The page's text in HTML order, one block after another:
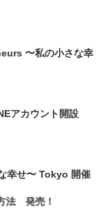
〜私の小さな幸
アカウント開設
幸せ〜 Tokyo 開催
法 発売！